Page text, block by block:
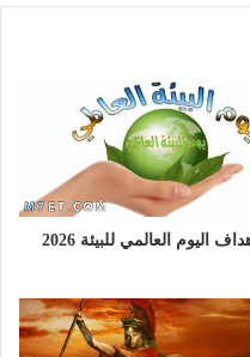
اليوم العالمي للبيئة 2026